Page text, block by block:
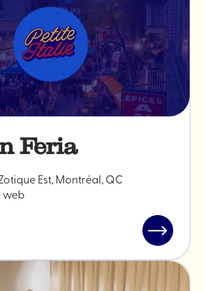
Feria
Est, Montréal, QC
web
Lire
l'article
"Maison
Feria"